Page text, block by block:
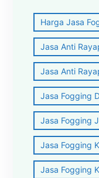
Harga Jasa
Jasa Anti
Jasa Anti
Jasa Fogging
Jasa Fogging
Jasa Fogging
Jasa Fogging